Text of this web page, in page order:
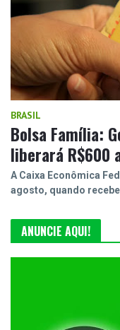
BRASIL
Bolsa Família:
liberará R$600
A Caixa Econômica
agosto, quando
ANUNCIE AQUI!